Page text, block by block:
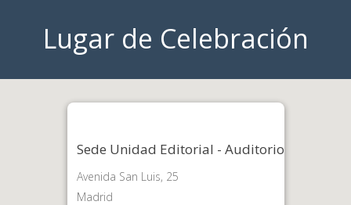
Lugar de Celebración
Sede Unidad Editorial - Auditorio
Avenida San Luis, 25
Madrid